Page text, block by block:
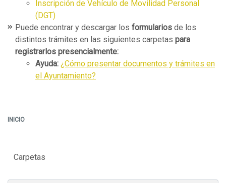
Inscripción de Vehículo de Movilidad Personal
(DGT)
Puede encontrar y descargar los formularios de los
distintos trámites en las siguientes carpetas para
registrarlos presencialmente:
Ayuda: ¿Cómo presentar documentos y trámites en
el Ayuntamiento?
INICIO
Carpetas